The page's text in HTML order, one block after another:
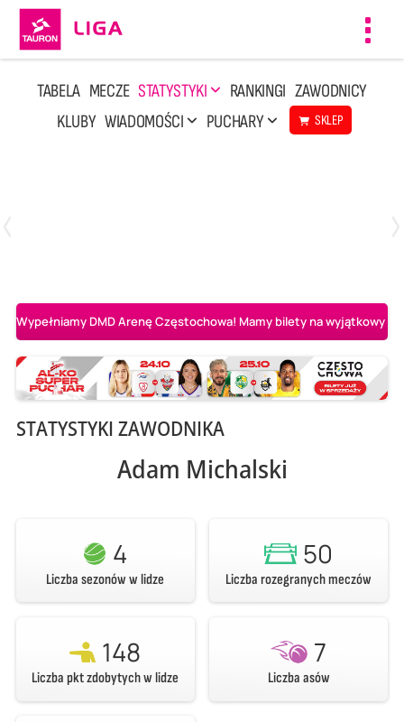
TABELA MECZE STATYSTYKI RANKINGI ZAWODNICY
KLUBY WIADOMOŚCI PUCHARY SKLEP
Wypełniamy DMD Arenę Częstochowa! Mamy bilety na wyjątkowy
STATYSTYKI ZAWODNIKA
Adam Michalski
4
Liczba sezonów w lidze
50
Liczba rozegranych meczów
148
Liczba pkt zdobytych w lidze
7
Liczba asów